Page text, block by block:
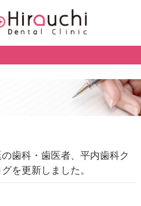
アクセス・診療時間
歯科・歯医者、平内歯科ク
を更新しました。